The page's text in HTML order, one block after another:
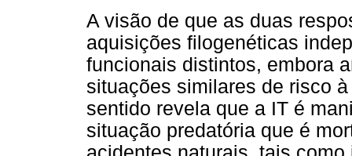
A visão de que as duas
aquisições filogenéticas
funcionais distintos, embora
situações similares de risco
sentido revela que a IT é
situação predatória que é